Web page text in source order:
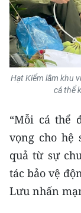
FRANÇAIS
РУССКИЙ
ESPAÑOL
Hạt Kiểm lâm khu
cá thể
“Mỗi cá thể
vọng cho
quả từ sự
tác bảo vệ
Lưu nhấn